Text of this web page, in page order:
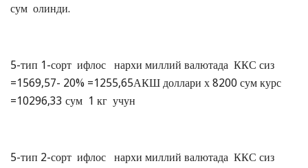
сум олинди.
5-тип 1-сорт ифлос нархи миллий валютада ККС сиз
=1569,57- 20% =1255,65АКШ доллари х 8200 сум курс
=10296,33 сум 1 кг учун
5-тип 2-сорт ифлос нархи миллий валютада ККС сиз